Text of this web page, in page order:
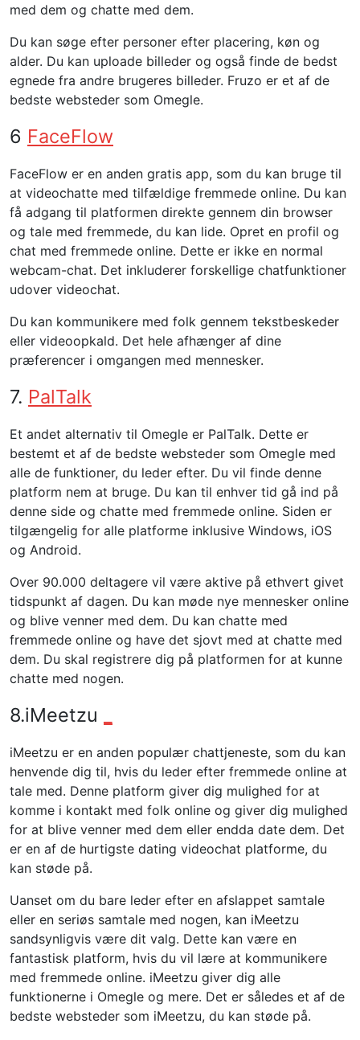
med dem og chatte med dem.
Du kan søge efter personer efter placering, køn og
alder. Du kan uploade billeder og også finde de bedst
egnede fra andre brugeres billeder. Fruzo er et af de
bedste websteder som Omegle.
6 FaceFlow
FaceFlow er en anden gratis app, som du kan bruge til
at videochatte med tilfældige fremmede online. Du kan
få adgang til platformen direkte gennem din browser
og tale med fremmede, du kan lide. Opret en profil og
chat med fremmede online. Dette er ikke en normal
webcam-chat. Det inkluderer forskellige chatfunktioner
udover videochat.
Du kan kommunikere med folk gennem tekstbeskeder
eller videoopkald. Det hele afhænger af dine
præferencer i omgangen med mennesker.
7. PalTalk
Et andet alternativ til Omegle er PalTalk. Dette er
bestemt et af de bedste websteder som Omegle med
alle de funktioner, du leder efter. Du vil finde denne
platform nem at bruge. Du kan til enhver tid gå ind på
denne side og chatte med fremmede online. Siden er
tilgængelig for alle platforme inklusive Windows, iOS
og Android.
Over 90.000 deltagere vil være aktive på ethvert givet
tidspunkt af dagen. Du kan møde nye mennesker online
og blive venner med dem. Du kan chatte med
fremmede online og have det sjovt med at chatte med
dem. Du skal registrere dig på platformen for at kunne
chatte med nogen.
8.iMeetzu
iMeetzu er en anden populær chattjeneste, som du kan
henvende dig til, hvis du leder efter fremmede online at
tale med. Denne platform giver dig mulighed for at
komme i kontakt med folk online og giver dig mulighed
for at blive venner med dem eller endda date dem. Det
er en af ​​de hurtigste dating videochat platforme, du
kan støde på.
Uanset om du bare leder efter en afslappet samtale
eller en seriøs samtale med nogen, kan iMeetzu
sandsynligvis være dit valg. Dette kan være en
fantastisk platform, hvis du vil lære at kommunikere
med fremmede online. iMeetzu giver dig alle
funktionerne i Omegle og mere. Det er således et af de
bedste websteder som iMeetzu, du kan støde på.